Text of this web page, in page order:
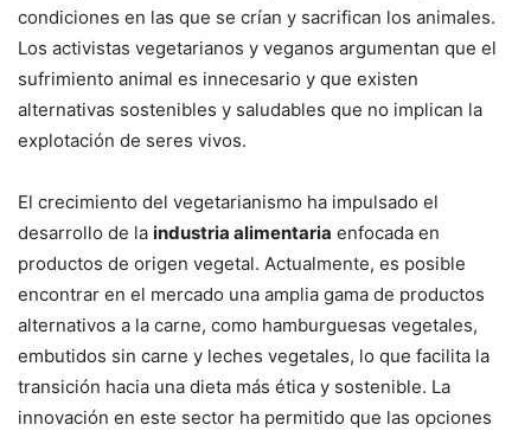
condiciones en las que se crían y sacrifican los animales.
Los activistas vegetarianos y veganos argumentan que el
sufrimiento animal es innecesario y que existen
alternativas sostenibles y saludables que no implican la
explotación de seres vivos.
El crecimiento del vegetarianismo ha impulsado el
desarrollo de la industria alimentaria enfocada en
productos de origen vegetal. Actualmente, es posible
encontrar en el mercado una amplia gama de productos
alternativos a la carne, como hamburguesas vegetales,
embutidos sin carne y leches vegetales, lo que facilita la
transición hacia una dieta más ética y sostenible. La
innovación en este sector ha permitido que las opciones